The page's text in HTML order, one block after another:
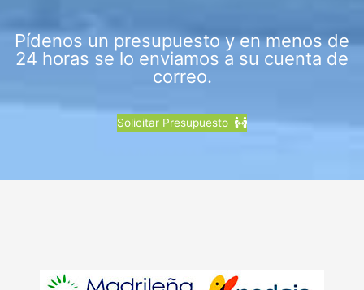
Pídenos un presupuesto y en menos de
24 horas se lo enviamos a su cuenta de
correo.
Solicitar Presupuesto